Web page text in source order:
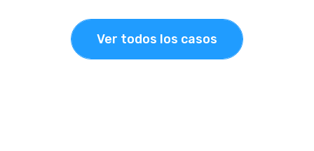
Ver todos los casos